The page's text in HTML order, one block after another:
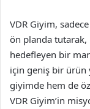
VDR Giyim,
ön planda
hedefleyen bir
için geniş bir ürün
giyimde hem de
VDR Giyim’in